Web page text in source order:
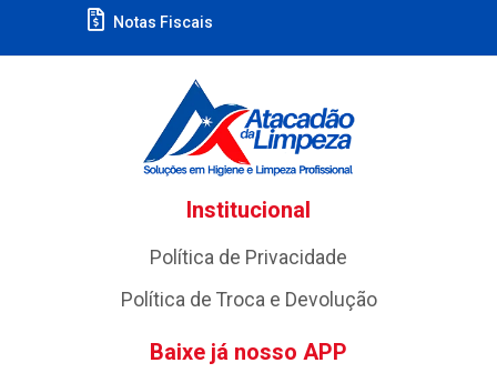
Notas Fiscais
Institucional
Política de Privacidade
Política de Troca e Devolução
Baixe já nosso APP